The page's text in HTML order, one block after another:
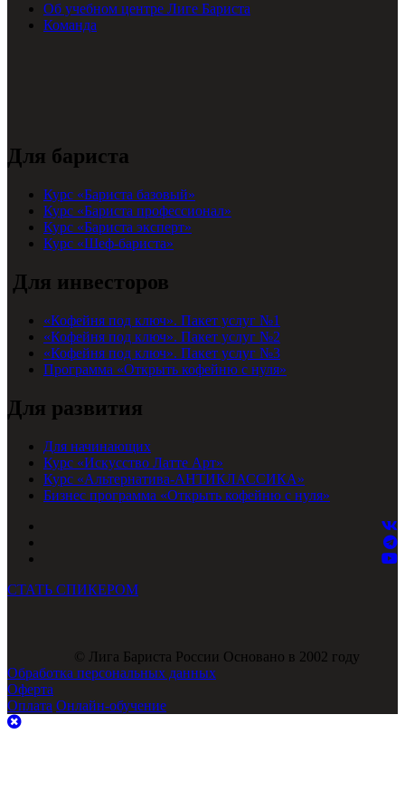
Об учебном центре Лиге Бариста
Команда
Для бариста
Курс «Бариста базовый»
Курс «Бариста профессионал»
Курс «Бариста эксперт»
Курс «Шеф-бариста»
Для инвесторов
«Кофейня под ключ». Пакет услуг №1
«Кофейня под ключ». Пакет услуг №2
«Кофейня под ключ». Пакет услуг №3
Программа «Открыть кофейню с нуля»
Для развития
Для начинающих
Курс «Искусство Латте Арт»
Курс «Альтернатива-АНТИКЛАССИКА»
Бизнес программа «Открыть кофейню с нуля»
СТАТЬ СПИКЕРОМ
© Лига Бариста России Основано в 2002 году
Обработка персональных данных
Оферта
Оплата Онлайн-обучение